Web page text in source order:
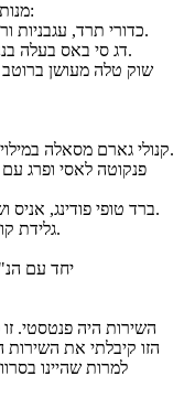
3 מנות עיקריות (כל אחד בחר אחת והתחלקנו בהן):
כדורי תרד, עגבניות ורוטב חילבה. מנה צמחונית מושלמת. רוטב אדיר.
דג סי באס בעלה בננה, מנגו בוסר וצ'אטני קוקוס. מנת דג פנטסטית.
שוק טלה מעושן ברוטב
קנולי גארם מסאלה במילוי קרם מסקרפונה, גזר, צימוקים וכורכום. מעולה.
פנקוטה לאסי ופרג
ברד טופי פודינג, אניס ושנטילי ציפורן. (עוגת לחם ותבלינים). קינוח טוב.
גלידת קולפי (הל, פיסטוק ושקדים) - גלידה טעימה מאד.
יחד עם
השירות היה פנטסטי.
הזו קיבלתי את
למרות שהיינו